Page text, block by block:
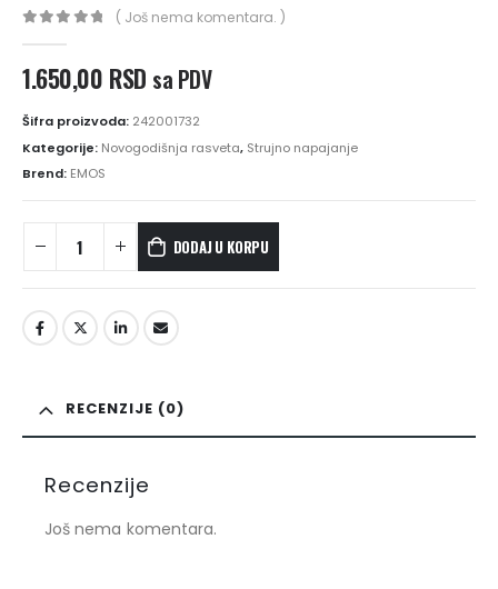
( Još nema komentara. )
1.650,00 RSD sa PDV
Šifra proizvoda: 242001732
Kategorije: Novogodišnja rasveta, Strujno napajanje
Brend: EMOS
DODAJ U KORPU
RECENZIJE (0)
Recenzije
Još nema komentara.
RSD